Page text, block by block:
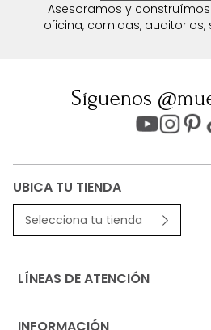
Asesoramos y
oficina, comidas, auditorios,
Síguenos
UBICA TU TIENDA
Selecciona tu tienda
LÍNEAS DE ATENCIÓN